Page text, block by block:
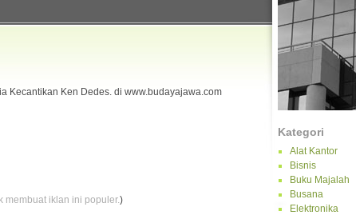
Kategori
Alat Kantor
Bisnis
Buku Majalah
Busana
Elektronika
Kecantikan Ken Dedes. di www.budayajawa.com
membuat iklan ini populer.)